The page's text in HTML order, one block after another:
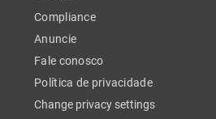
Compliance
Anuncie
Fale conosco
Política de privacidade
Change privacy settings